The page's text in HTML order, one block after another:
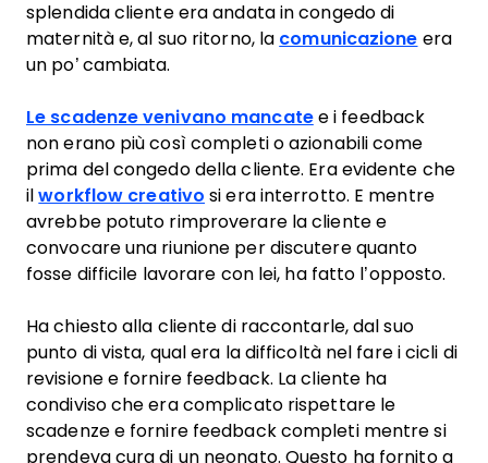
splendida cliente era andata in congedo di
maternità e, al suo ritorno, la comunicazione era
un po’ cambiata.
Le scadenze venivano mancatee i feedback
non erano più così completi o azionabili come
prima del congedo della cliente. Era evidente che
ilworkflow creativo si era interrotto. E mentre
avrebbe potuto rimproverare la cliente e
convocare una riunione per discutere quanto
fosse difficile lavorare con lei, ha fatto l’opposto.
Ha chiesto alla cliente di raccontarle, dal suo
punto di vista, qual era la difficoltà nel fare i cicli di
revisione e fornire feedback. La cliente ha
condiviso che era complicato rispettare le
scadenze e fornire feedback completi mentre si
prendeva cura di un neonato. Questo ha fornito a